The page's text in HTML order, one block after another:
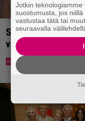
Syötkö perunoita
vakavaan
Jotkin
suostumusta, jos
vastustaa tätä tai
seuraavalla